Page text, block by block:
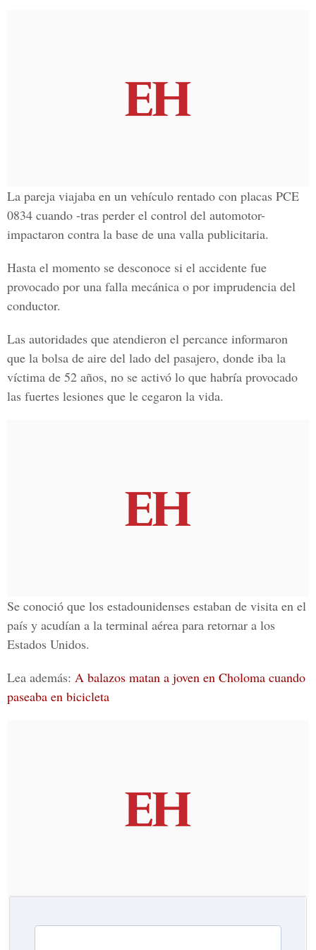
La pareja viajaba en un vehículo rentado con placas PCE
0834 cuando -tras perder el control del automotor-
impactaron contra la base de una valla publicitaria.
Hasta el momento se desconoce si el accidente fue
provocado por una falla mecánica o por imprudencia del
conductor.
Las autoridades que atendieron el percance informaron
que la bolsa de aire del lado del pasajero, donde iba la
víctima de 52 años, no se activó lo que habría provocado
las fuertes lesiones que le cegaron la vida.
Se conoció que los estadounidenses estaban de visita en el
país y acudían a la terminal aérea para retornar a los
Estados Unidos.
Lea además: A balazos matan a joven en Choloma cuando
paseaba en bicicleta